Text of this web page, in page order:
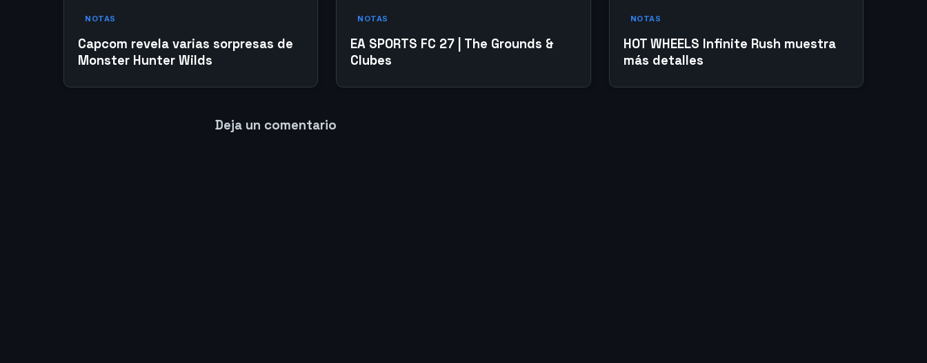
NOTAS
Capcom revela varias sorpresas de
Monster Hunter Wilds
NOTAS
EA SPORTS FC 27 | The Grounds &
Clubes
NOTAS
HOT WHEELS Infinite Rush muestra
más detalles
Deja un comentario